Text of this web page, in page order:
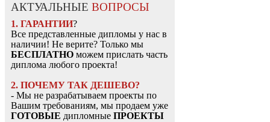
АКТУАЛЬНЫЕ ВОПРОСЫ
1. ГАРАНТИИ?
Все представленные дипломы у нас в
наличии! Не верите? Только мы
БЕСПЛАТНО можем прислать часть
диплома любого проекта!
2. ПОЧЕМУ ТАК ДЕШЕВО?
- Мы не разрабатываем проекты по
Вашим требованиям, мы продаем уже
ГОТОВЫЕ дипломные ПРОЕКТЫ